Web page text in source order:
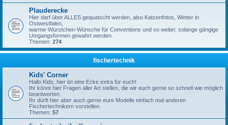
Plauderecke
Hier darf über ALLES gequatscht werden, also Katzenfotos, Wetter in
Ostwestfalen,
warme-Würstchen-Wünsche für Conventions und so weiter, solange gängige
Umgangsformen gewahrt werden.
Themen: 274
fischertechnik
Kids' Corner
Hallo Kids, hier ist eine Ecke extra für euch!
Ihr könnt hier Fragen aller Art stellen, die wir euch gerne so schnell wie möglich
beantworten.
Ihr dürft hier aber auch gerne eure Modelle einfach mal anderen
Fischertechnikern vorstellen.
Themen: 57